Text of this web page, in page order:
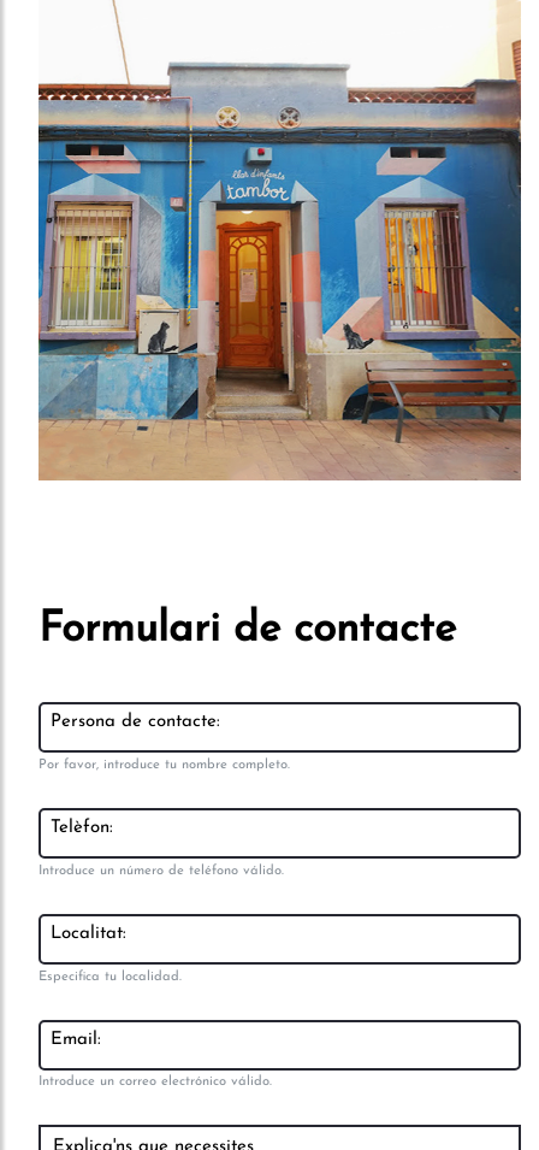
Formulari de contacte
Persona de contacte:
Por favor, introduce tu nombre completo.
Telèfon:
Introduce un número de teléfono válido.
Localitat:
Especifica tu localidad.
Email:
Introduce un correo electrónico válido.